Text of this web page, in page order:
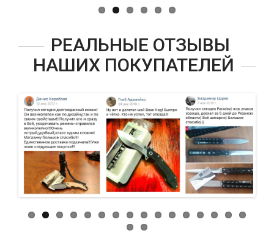
РЕАЛЬНЫЕ ОТЗЫВЫ
НАШИХ ПОКУПАТЕЛЕЙ